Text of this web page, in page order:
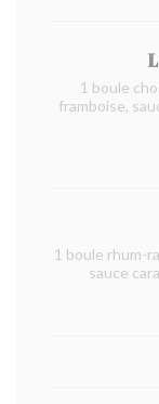
1 boule
framboise,
1 boule rhum-
sauce